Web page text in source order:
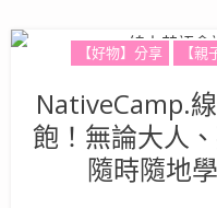
【好物】分享 【親
NativeCamp.
飽！無論大人
隨時隨地